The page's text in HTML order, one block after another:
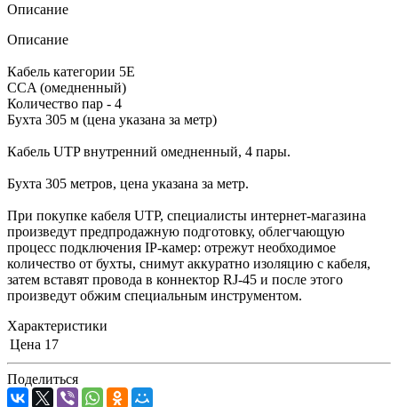
Описание
Описание
Кабель категории 5E
CCA (омедненный)
Количество пар - 4
Бухта 305 м (цена указана за метр)
Кабель UTP внутренний омедненный, 4 пары.
Бухта 305 метров, цена указана за метр.
При покупке кабеля UTP, специалисты интернет-магазина
произведут предпродажную подготовку, облегчающую
процесс подключения IP-камер: отрежут необходимое
количество от бухты, снимут аккуратно изоляцию с кабеля,
затем вставят провода в коннектор RJ-45 и после этого
произведут обжим специальным инструментом.
Характеристики
Цена 17
Поделиться